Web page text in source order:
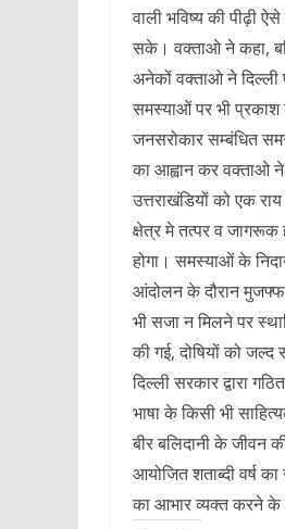
वाली भविष्य की पीढ़ी
सके। वक्ताओ ने कहा,
अनेकों वक्ताओ ने दिल्ली
समस्याओं पर भी प्रकाश
जनसरोकार सम्बंधित
का आह्वान कर वक्ताओ
उत्तराखंडियों को एक
क्षेत्र मे तत्पर व
होगा। समस्याओं के
आंदोलन के दौरान
भी सजा न मिलने पर
की गई, दोषियों को जल्द
दिल्ली सरकार द्वारा
भाषा के किसी भी
बीर बलिदानी के जीवन
आयोजित शताब्दी वर्ष
का आभार व्यक्त करने के